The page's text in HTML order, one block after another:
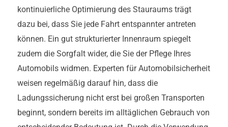
kontinuierliche Optimierung des Stauraums trägt
dazu bei, dass Sie jede Fahrt entspannter antreten
können. Ein gut strukturierter Innenraum spiegelt
zudem die Sorgfalt wider, die Sie der Pflege Ihres
Automobils widmen. Experten für Automobilsicherheit
weisen regelmäßig darauf hin, dass die
Ladungssicherung nicht erst bei großen Transporten
beginnt, sondern bereits im alltäglichen Gebrauch von